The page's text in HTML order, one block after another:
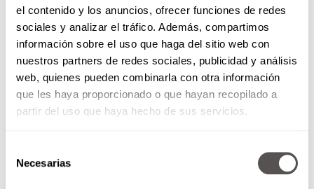
el contenido y los anuncios, ofrecer funciones de redes
sociales y analizar el tráfico. Además, compartimos
información sobre el uso que haga del sitio web con
nuestros partners de redes sociales, publicidad y análisis
web, quienes pueden combinarla con otra información
que les haya proporcionado o que hayan recopilado a
partir del uso que haya hecho de sus servicios.
Necesarias
Lunes 14 de octubre de 2019
*Nuevas tendencias en el futuro
de los viajes *¿Cómo vivir una
vida sin límites? *10 tips para ser
un auténtico...